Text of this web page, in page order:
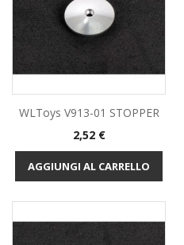
WLToys V913-01 STOPPER
Prezzo
2,52 €
AGGIUNGI AL CARRELLO